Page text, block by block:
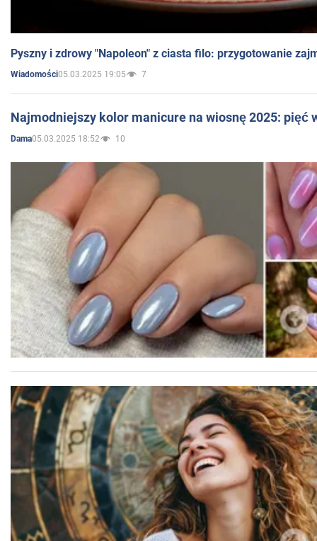
Pyszny i zdrowy "Napoleon" z ciasta filo: przygotowanie
Wiadomości05.03.2025 19:05 7
Najmodniejszy kolor manicure na wiosnę 2025: pięć
Dama05.03.2025 18:52 10